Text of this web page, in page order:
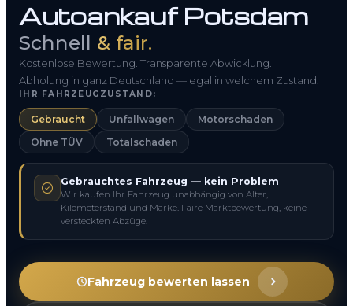
So funktioniert’s
Kontakt
FAQ
0800 1553 5546
Kostenlos anfragen
Autoankauf Potsdam
Schnell & fair.
Kostenlose Bewertung. Transparente Abwicklung.
Abholung in ganz Deutschland — egal in welchem Zustand.
IHR FAHRZEUGZUSTAND:
Gebraucht Unfallwagen
Motorschaden
Ohne TÜV
Totalschaden
Gebrauchtes Fahrzeug — kein Problem
Wir kaufen Ihr Fahrzeug unabhängig von Alter,
Kilometerstand und Marke. Faire Marktbewertung, keine
versteckten Abzüge.
Fahrzeug bewerten lassen